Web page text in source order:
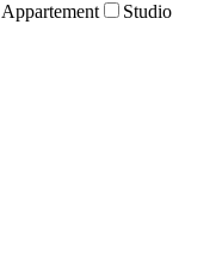
Appartement Studio